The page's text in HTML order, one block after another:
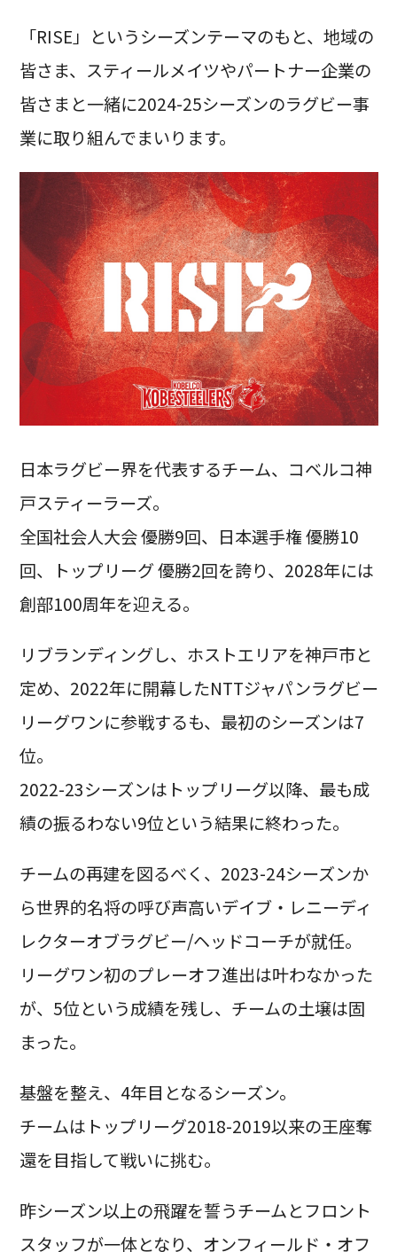
「RISE」というシーズンテーマのもと、地域の
皆さま、スティールメイツやパートナー企業の
皆さまと一緒に2024-25シーズンのラグビー事
業に取り組んでまいります。
日本ラグビー界を代表するチーム、コベルコ神
戸スティーラーズ。
全国社会人大会 優勝9回、日本選手権 優勝10
回、トップリーグ 優勝2回を誇り、2028年には
創部100周年を迎える。
リブランディングし、ホストエリアを神戸市と
定め、2022年に開幕したNTTジャパンラグビー
リーグワンに参戦するも、最初のシーズンは7
位。
2022-23シーズンはトップリーグ以降、最も成
績の振るわない9位という結果に終わった。
チームの再建を図るべく、2023-24シーズンか
ら世界的名将の呼び声高いデイブ・レニーディ
レクターオブラグビー/ヘッドコーチが就任。
リーグワン初のプレーオフ進出は叶わなかった
が、5位という成績を残し、チームの土壌は固
まった。
基盤を整え、4年目となるシーズン。
チームはトップリーグ2018-2019以来の王座奪
還を目指して戦いに挑む。
昨シーズン以上の飛躍を誓うチームとフロント
スタッフが一体となり、オンフィールド・オフ